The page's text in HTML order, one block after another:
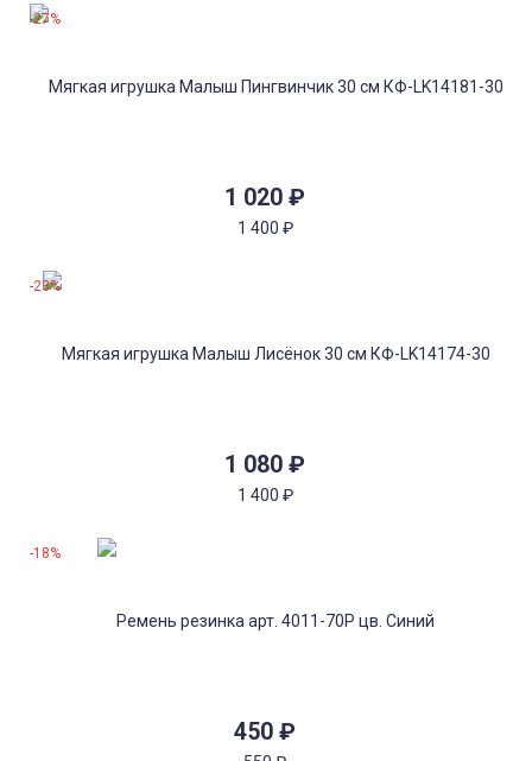
1 020 ₽
1 400 ₽
-27%
1 080 ₽
1 400 ₽
-23%
450 ₽
-18%